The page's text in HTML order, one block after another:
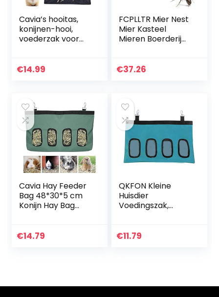
Cavia’s hooitas,
konijnen-hooi,
voederzak voor
Pet Essential Food
€14.99
FCPLLTR Mier Nest
Mier Kasteel
Mieren Boerderij
Mier Workshop
€37.26
Cavia Hay Feeder
Bag 48*30*5 cm
Konijn Hay Bag
Cavia Konijn,
€14.79
QKFON Kleine
Huisdier
Voedingszak,
Feeder Houder
€11.79